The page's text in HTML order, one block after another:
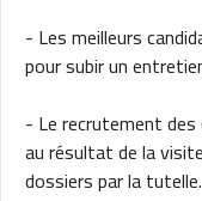
- Les meilleurs
pour subir un
- Le recrutement
au résultat de la
dossiers par la tutelle.